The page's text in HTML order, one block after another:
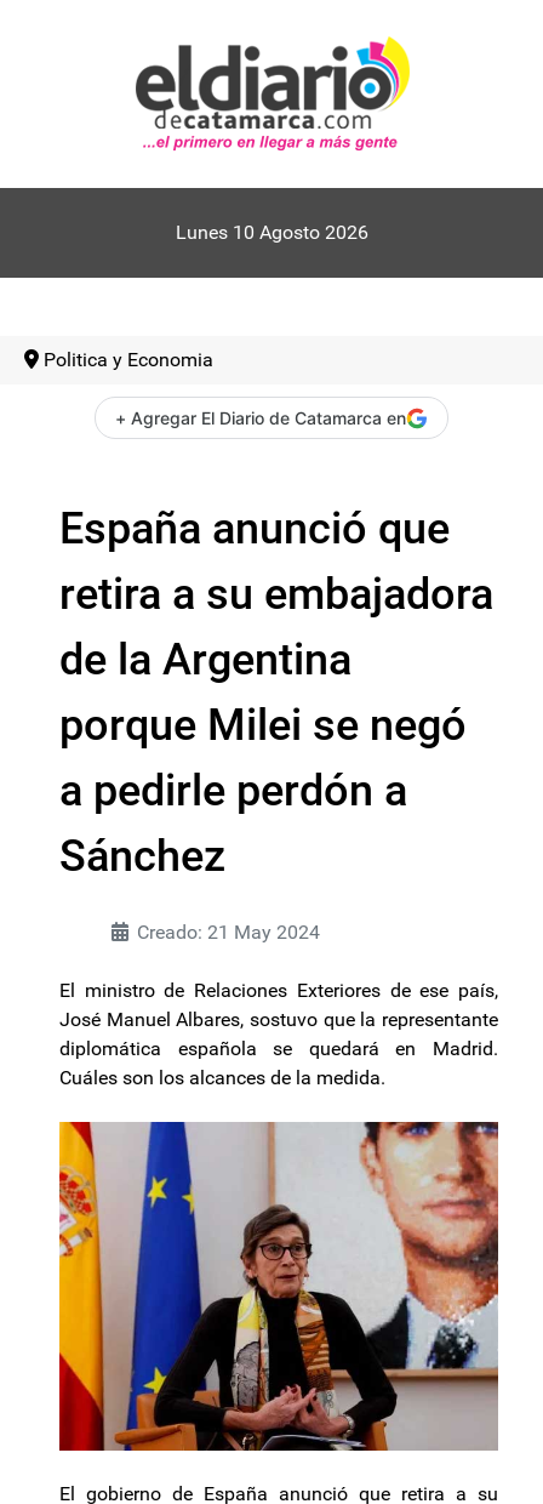
Lunes 10 Agosto 2026
Politica y Economia
+ Agregar El Diario de Catamarca en
España anunció que
retira a su embajadora
de la Argentina
porque Milei se negó
a pedirle perdón a
Sánchez
Creado: 21 May 2024
El ministro de Relaciones Exteriores de ese país,
José Manuel Albares, sostuvo que la representante
diplomática española se quedará en Madrid.
Cuáles son los alcances de la medida.
El gobierno de España anunció que retira a su